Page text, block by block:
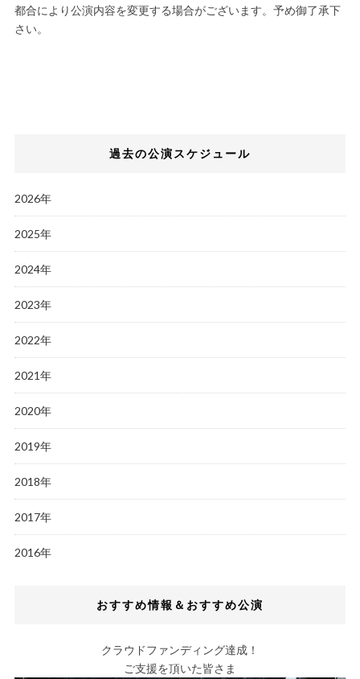
都合により公演内容を変更する場合がございます。予め御了承下
さい。
過去の公演スケジュール
2026年
2025年
2024年
2023年
2022年
2021年
2020年
2019年
2018年
2017年
2016年
おすすめ情報＆おすすめ公演
クラウドファンディング達成！
ご支援を頂いた皆さま